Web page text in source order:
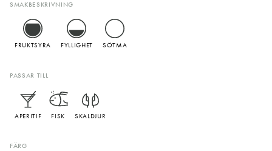
SMAKBESKRIVNING
FRUKTSYRA FYLLIGHET SÖTMA
PASSAR TILL
APERITIF FISK SKALDJUR
FÄRG